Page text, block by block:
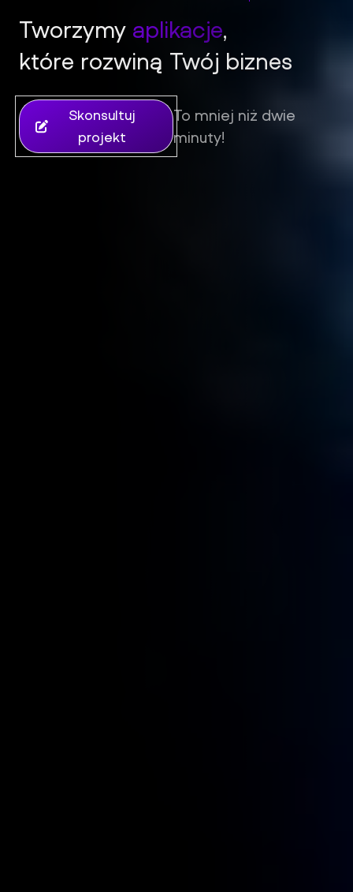
iFil Group - Tworzenie stron internetowych, sklepów i
Tworzymy aplikacje,
które rozwiną Twój biznes
Skonsultuj
projekt
To mniej niż dwie
minuty!